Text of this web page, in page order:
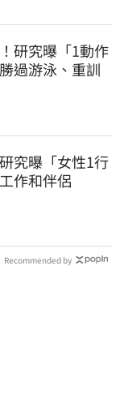
研究曝「1動作
過游泳、重訓
究曝「女性1行
作和伴侶
Recommended by